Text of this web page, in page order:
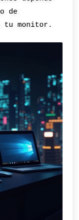
de
tu monitor.